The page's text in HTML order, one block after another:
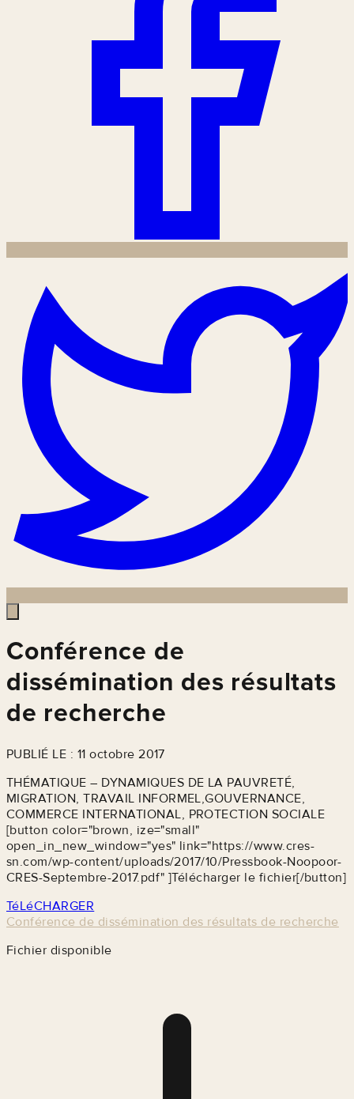
Conférence de
dissémination des résultats
de recherche
PUBLIÉ LE : 11 octobre 2017
THÉMATIQUE – DYNAMIQUES DE LA PAUVRETÉ,
MIGRATION, TRAVAIL INFORMEL,GOUVERNANCE,
COMMERCE INTERNATIONAL, PROTECTION SOCIALE
[button color="brown, ize="small"
open_in_new_window="yes" link="https://www.cres-
sn.com/wp-content/uploads/2017/10/Pressbook-Noopoor-
CRES-Septembre-2017.pdf" ]Télécharger le fichier[/button]
TéLéCHARGER
Conférence de dissémination des résultats de recherche
Fichier disponible